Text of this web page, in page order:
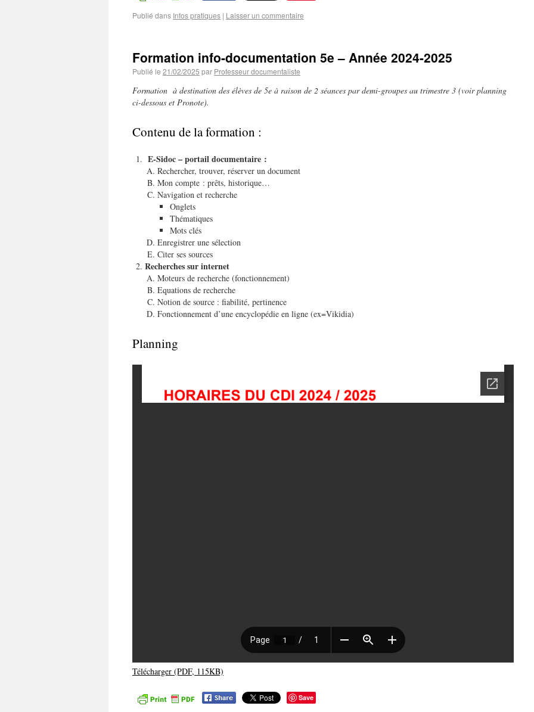
Publié dans Infos pratiques | Laisser un commentaire
Formation info-documentation 5e – Année 2024-2025
Publié le 21/02/2025 par Professeur documentaliste
Formation à destination des élèves de 5e à raison de 2 séances par demi-groupes au trimestre 3 (voir planning
ci-dessous et Pronote).
Contenu de la formation :
E-Sidoc – portail documentaire :
Rechercher, trouver, réserver un document
Mon compte : prêts, historique…
Navigation et recherche
Onglets
Thématiques
Mots clés
Enregistrer une sélection
Citer ses sources
Recherches sur internet
Moteurs de recherche (fonctionnement)
Equations de recherche
Notion de source : fiabilité, pertinence
Fonctionnement d’une encyclopédie en ligne (ex=Vikidia)
Planning
Télécharger (PDF, 115KB)
Save